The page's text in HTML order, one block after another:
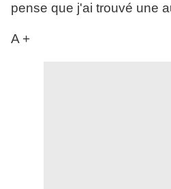
pense que j'ai trouvé une
A +